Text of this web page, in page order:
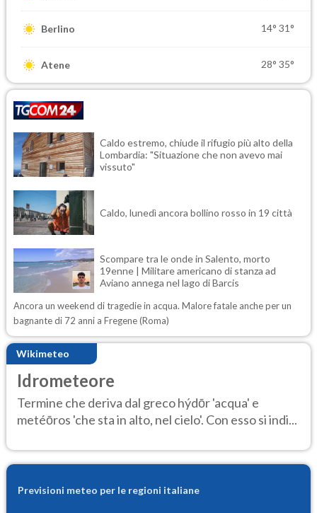
Berlino 14° 31°
Atene 28° 35°
Caldo estremo, chiude il rifugio più alto della
Lombardia: "Situazione che non avevo mai
vissuto"
Caldo, lunedì ancora bollino rosso in 19 città
Scompare tra le onde in Salento, morto
19enne | Militare americano di stanza ad
Aviano annega nel lago di Barcis
Ancora un weekend di tragedie in acqua. Malore fatale anche per un
bagnante di 72 anni a Fregene (Roma)
Wikimeteo
Idrometeore
Termine che deriva dal greco hýdōr 'acqua' e
metéōros 'che sta in alto, nel cielo'. Con esso si indi...
Previsioni meteo per le regioni italiane